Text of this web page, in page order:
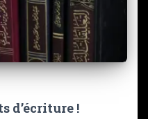
d’écriture !